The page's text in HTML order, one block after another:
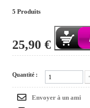
5 Produits
25,90 €
Quantité :
Envoyer à un ami